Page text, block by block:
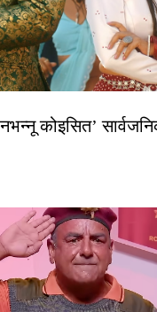
कोइसित’